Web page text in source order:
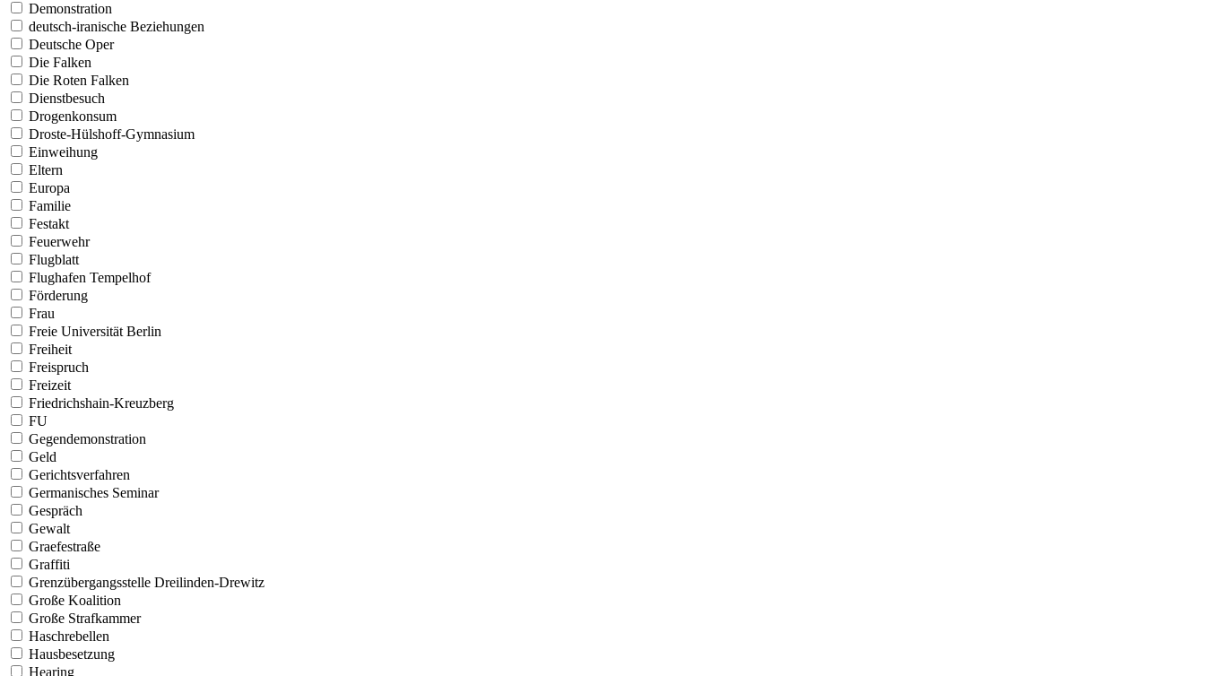
Demonstration
deutsch-iranische Beziehungen
Deutsche Oper
Die Falken
Die Roten Falken
Dienstbesuch
Drogenkonsum
Droste-Hülshoff-Gymnasium
Einweihung
Eltern
Europa
Familie
Festakt
Feuerwehr
Flugblatt
Flughafen Tempelhof
Förderung
Frau
Freie Universität Berlin
Freiheit
Freispruch
Freizeit
Friedrichshain-Kreuzberg
FU
Gegendemonstration
Geld
Gerichtsverfahren
Germanisches Seminar
Gespräch
Gewalt
Graefestraße
Graffiti
Grenzübergangsstelle Dreilinden-Drewitz
Große Koalition
Große Strafkammer
Haschrebellen
Hausbesetzung
Hearing